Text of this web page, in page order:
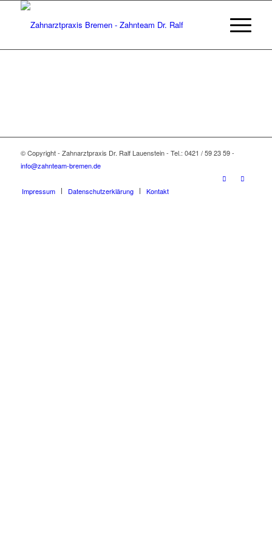
© Copyright - Zahnarztpraxis Dr. Ralf Lauenstein - Tel.: 0421 / 59 23 59 -
info@zahnteam-bremen.de
Impressum Datenschutzerklärung Kontakt